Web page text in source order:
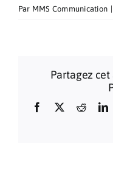
Par MMS Communication
Partagez cet
Facebook
X Reddit